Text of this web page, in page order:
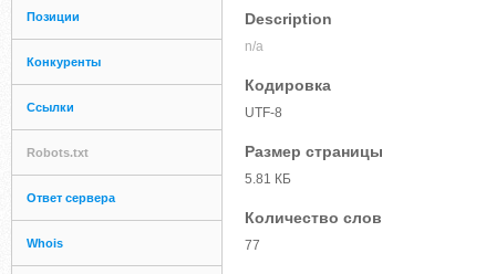
Позиции
Конкуренты
Ссылки
Robots.txt
Ответ сервера
Whois
Description
n/a
Кодировка
UTF-8
Размер страницы
5.81 КБ
Количество слов
77